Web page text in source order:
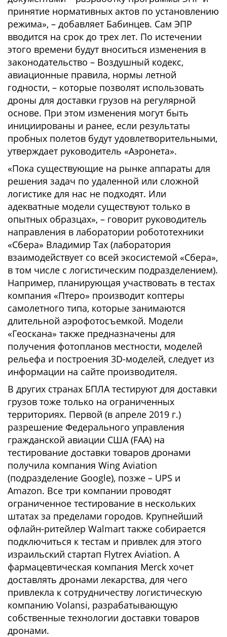
принятие нормативных актов по установлению
режима», – добавляет Бабинцев. Сам ЭПР
вводится на срок до трех лет. По истечении
этого времени будут вноситься изменения в
законодательство – Воздушный кодекс,
авиационные правила, нормы летной
годности, – которые позволят использовать
дроны для доставки грузов на регулярной
основе. При этом изменения могут быть
инициированы и ранее, если результаты
пробных полетов будут удовлетворительными,
утверждает руководитель «Аэронета».
«Пока существующие на рынке аппараты для
решения задач по удаленной или сложной
логистике для нас не подходят. Или
адекватные модели существуют только в
опытных образцах», – говорит руководитель
направления в лаборатории робототехники
«Сбера» Владимир Тах (лаборатория
взаимодействует со всей экосистемой «Сбера»,
в том числе с логистическим подразделением).
Например, планирующая участвовать в тестах
компания «Птеро» производит коптеры
самолетного типа, которые занимаются
длительной аэрофотосъемкой. Модели
«Геоскана» также предназначены для
получения фотопланов местности, моделей
рельефа и построения 3D-моделей, следует из
информации на сайте производителя.
В других странах БПЛА тестируют для доставки
грузов тоже только на ограниченных
территориях. Первой (в апреле 2019 г.)
разрешение Федерального управления
гражданской авиации США (FAA) на
тестирование доставки товаров дронами
получила компания Wing Aviation
(подразделение Google), позже – UPS и
Amazon. Все три компании проводят
ограниченное тестирование в нескольких
штатах за пределами городов. Крупнейший
офлайн-ритейлер Walmart также собирается
подключиться к тестам и привлек для этого
израильский стартап Flytrex Aviation. А
фармацевтическая компания Merck хочет
доставлять дронами лекарства, для чего
привлекла к сотрудничеству логистическую
компанию Volansi, разрабатывающую
собственные технологии доставки товаров
дронами.